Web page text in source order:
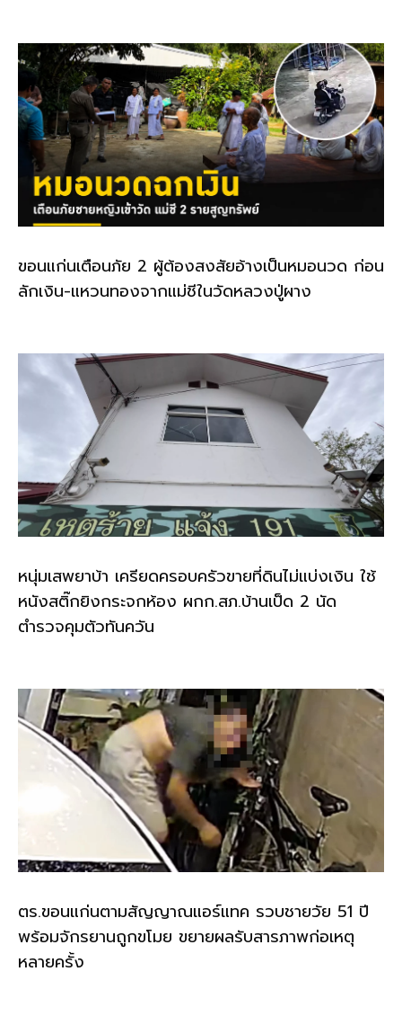
k
ขอนแก่นเตือนภัย 2 ผู้ต้องสงสัยอ้างเป็นหมอนวด ก่อน
ลักเงิน-แหวนทองจากแม่ชีในวัดหลวงปู่ผาง
หนุ่มเสพยาบ้า เครียดครอบครัวขายที่ดินไม่แบ่งเงิน ใช้
หนังสติ๊กยิงกระจกห้อง ผกก.สภ.บ้านเป็ด 2 นัด
ตำรวจคุมตัวทันควัน
ตร.ขอนแก่นตามสัญญาณแอร์แทค รวบชายวัย 51 ปี
พร้อมจักรยานถูกขโมย ขยายผลรับสารภาพก่อเหตุ
หลายครั้ง